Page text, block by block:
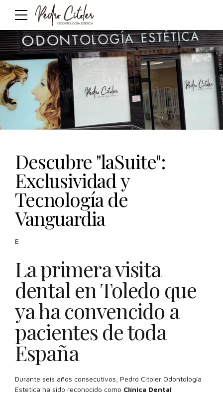
Descubre "laSuite":
Exclusividad y
Tecnología de
Vanguardia
E
La primera visita
dental en Toledo que
ya ha convencido a
pacientes de toda
España
Durante seis años consecutivos, Pedro Citoler Odontología
Estética ha sido reconocido como Clínica Dental